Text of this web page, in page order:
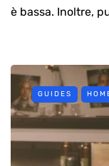
è bassa. Inoltre,
GUIDES